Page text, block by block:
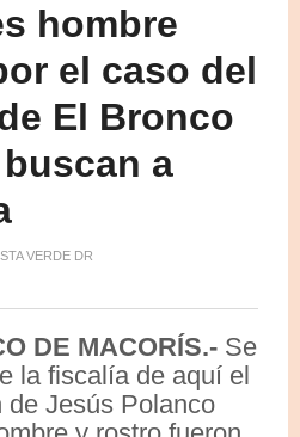
hombre
el caso del
El Bronco
a
VERDE DR
DE MACORÍS.- Se
la fiscalía de aquí el
de Jesús Polanco